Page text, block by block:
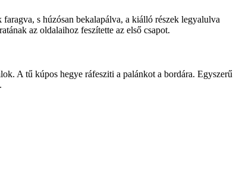
s húzósan bekalapálva, a kiálló részek legyalulva
az oldalaihoz feszítette az első csapot.
A tű kúpos hegye ráfesziti a palánkot a bordára.